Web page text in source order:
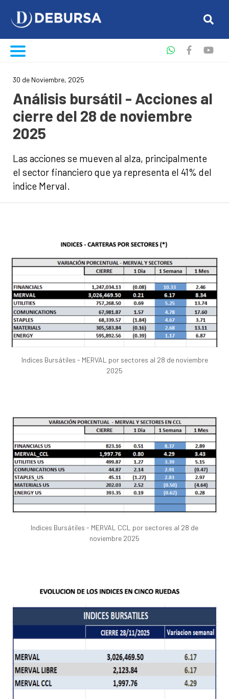
30 de Noviembre, 2025
Análisis bursátil - Acciones al
cierre del 28 de noviembre
2025
Las acciones se mueven al alza, principalmente
el sector financiero que ya representa el 41% del
indice Merval.
Indices Bursátiles - MERVAL por sectores al 28 de noviembre
2025
Indices Bursátiles - MERVAL CCL por sectores al 28 de
noviembre 2025